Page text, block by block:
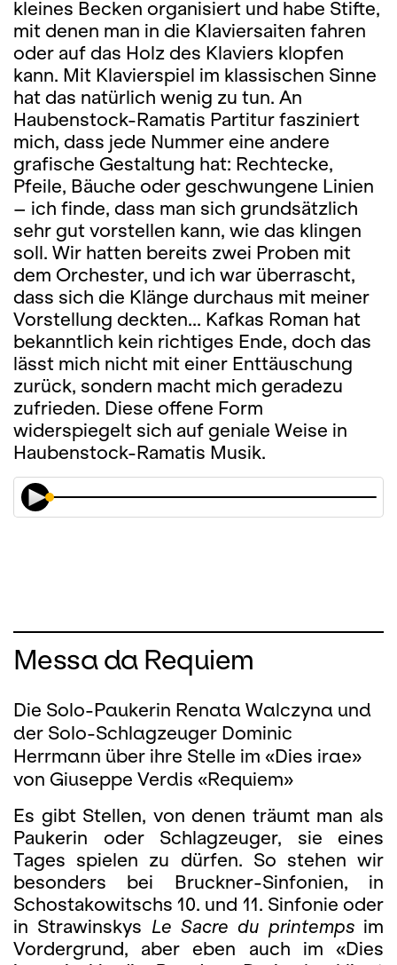
kleines Becken organisiert und habe Stifte,
mit denen man in die Klaviersaiten fahren
oder auf das Holz des Klaviers klopfen
kann. Mit Klavierspiel im klassischen Sinne
hat das natürlich wenig zu tun. An
Haubenstock-Ramatis Partitur fasziniert
mich, dass jede Nummer eine andere
grafische Gestaltung hat: Rechtecke,
Pfeile, Bäuche oder geschwungene Linien
– ich finde, dass man sich grundsätzlich
sehr gut vorstellen kann, wie das klingen
soll. Wir hatten bereits zwei Proben mit
dem Orchester, und ich war überrascht,
dass sich die Klänge durchaus mit meiner
Vorstellung deckten... Kafkas Roman hat
bekanntlich kein richtiges Ende, doch das
lässt mich nicht mit einer Enttäuschung
zurück, sondern macht mich geradezu
zufrieden. Diese offene Form
widerspiegelt sich auf geniale Weise in
Haubenstock-Ramatis Musik.
Messa da Requiem
Die Solo-Paukerin Renata Walczyna und
der Solo-Schlagzeuger Dominic
Herrmann über ihre Stelle im «Dies irae»
von Giuseppe Verdis «Requiem»
Es gibt Stellen, von denen träumt man als
Paukerin oder Schlagzeuger, sie eines
Tages spielen zu dürfen. So stehen wir
besonders bei Bruckner-Sinfonien, in
Schostakowitschs 10. und 11. Sinfonie oder
in Strawinskys Le Sacre du printemps im
Vordergrund, aber eben auch im «Dies